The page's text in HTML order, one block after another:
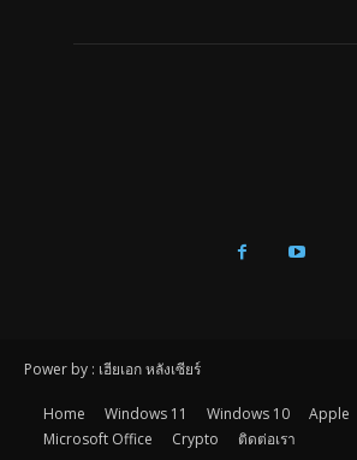
Power by : เฮียเอก หลังเซียร์
Home Windows 11 Windows 10 Apple
Microsoft Office
Crypto ติดต่อเรา